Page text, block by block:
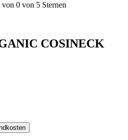
0 von 5 Sternen
COSINECK